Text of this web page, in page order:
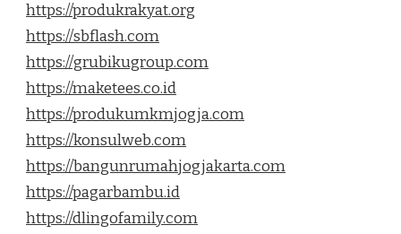
https://produkrakyat.org
https://sbflash.com
https://grubikugroup.com
https://maketees.co.id
https://produkumkmjogja.com
https://konsulweb.com
https://bangunrumahjogjakarta.com
https://pagarbambu.id
https://dlingofamily.com